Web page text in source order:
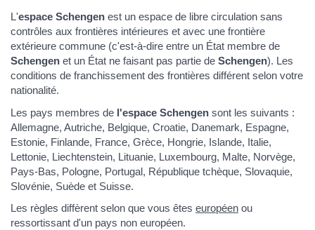
L'espace Schengen est un espace de libre circulation sans
contrôles aux frontières intérieures et avec une frontière
extérieure commune (c'est-à-dire entre un État membre de
Schengen et un État ne faisant pas partie de Schengen). Les
conditions de franchissement des frontières différent selon votre
nationalité.
Les pays membres de l'espace Schengen sont les suivants :
Allemagne, Autriche, Belgique, Croatie, Danemark, Espagne,
Estonie, Finlande, France, Grèce, Hongrie, Islande, Italie,
Lettonie, Liechtenstein, Lituanie, Luxembourg, Malte, Norvège,
Pays-Bas, Pologne, Portugal, République tchèque, Slovaquie,
Slovénie, Suède et Suisse.
Les règles diffèrent selon que vous êtes européen ou
ressortissant d'un pays non européen.